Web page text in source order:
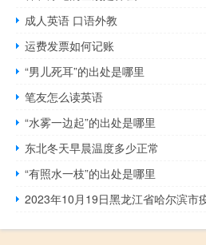
成人英语 口语外教
运费发票如何记账
“男儿死耳”的出处是哪里
笔友怎么读英语
“水雾一边起”的出处是哪里
东北冬天早晨温度多少正常
“有照水一枝”的出处是哪里